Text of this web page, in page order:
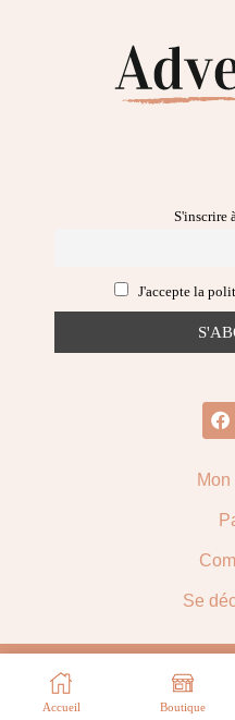
S'inscrire
J'accepte la
Mon
Se
CGV|
Accueil Boutique